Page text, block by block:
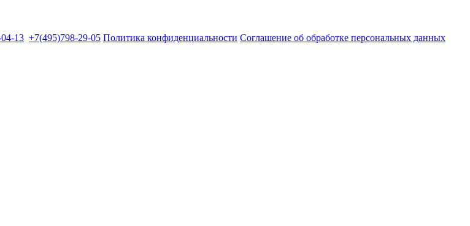
13 +7(495)798-29-05 Политика конфиденциальности Соглашение об обработке персональных данных